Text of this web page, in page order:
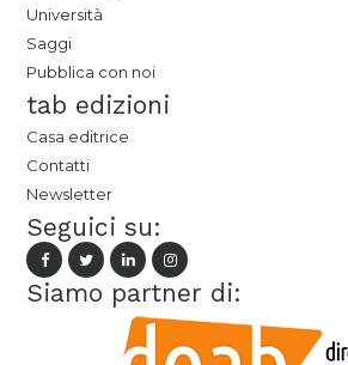
Università
Saggi
Pubblica con noi
tab edizioni
Casa editrice
Contatti
Newsletter
Seguici su:
Siamo partner di: